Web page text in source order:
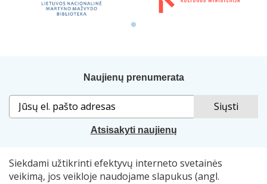
Siekdami užtikrinti efektyvų interneto svetainės
veikimą, jos veikloje naudojame slapukus (angl.
Naujienų prenumerata
Atsisakyti naujienų
Sprendimas: „Idamas“ . Naudojama „Smart Web“ sistema.